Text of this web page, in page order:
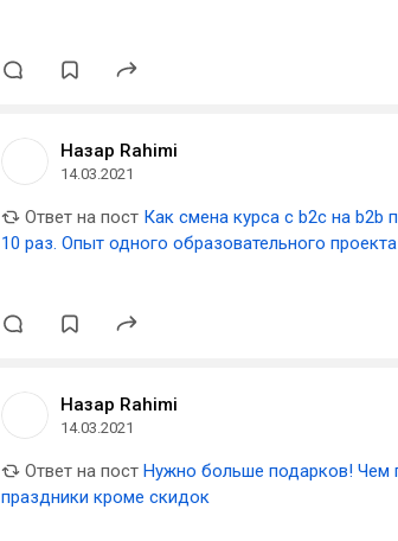
Назар Rahimi
14.03.2021
Ответ на пост Как смена курса с b2c на b2b
10 раз. Опыт одного образовательного проекта
Назар Rahimi
14.03.2021
Ответ на пост Нужно больше подарков! Чем
праздники кроме скидок